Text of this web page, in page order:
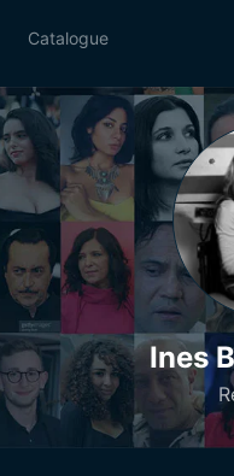
Catalogue
Ines